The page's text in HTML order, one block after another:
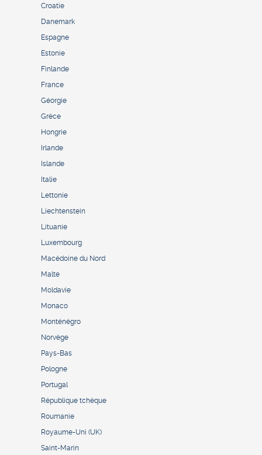
Croatie
Danemark
Espagne
Estonie
Finlande
France
Géorgie
Grèce
Hongrie
Irlande
Islande
Italie
Lettonie
Liechtenstein
Lituanie
Luxembourg
Macédoine du Nord
Malte
Moldavie
Monaco
Monténégro
Norvège
Pays-Bas
Pologne
Portugal
République tchèque
Roumanie
Royaume-Uni (UK)
Saint-Marin